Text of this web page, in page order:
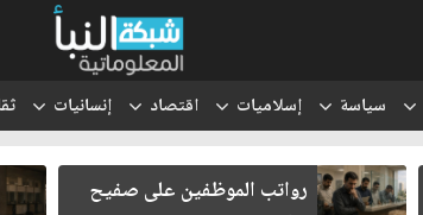
سياسة إسلاميات اقتصاد إنسانيات
رواتب الموظفين على صفيح